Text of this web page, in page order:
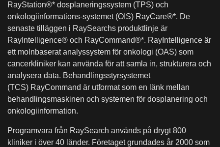
RayStation®* dosplaneringssystem (TPS) och
onkologiinformations-systemet (OIS) RayCare®*. De
senaste tilläggen i RaySearchs produktlinje är
RayIntelligence® och RayCommand®*. RayIntelligence är
ett molnbaserat analyssystem för onkologi (OAS) som
cancerkliniker kan använda för att samla in, strukturera och
analysera data. Behandlingsstyrsystemet
(TCS) RayCommand är utformat som en länk mellan
behandlingsmaskinen och systemen för dosplanering och
onkologiinformation.
Programvara från RaySearch används på drygt 800
kliniker i över 40 länder. Företaget grundades år 2000 som